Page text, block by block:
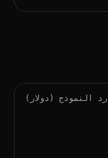
رد النموذج (دولار)